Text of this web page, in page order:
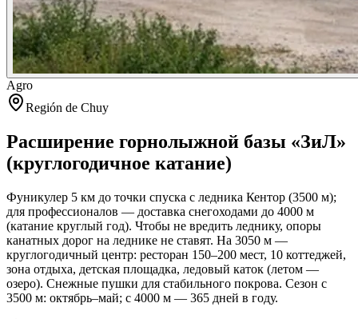
Agro
Región de Chuy
Расширение горнолыжной базы «ЗиЛ»
(круглогодичное катание)
Фуникулер 5 км до точки спуска с ледника Кентор (3500 м);
для профессионалов — доставка снегоходами до 4000 м
(катание круглый год). Чтобы не вредить леднику, опоры
канатных дорог на леднике не ставят. На 3050 м —
круглогодичный центр: ресторан 150–200 мест, 10 коттеджей,
зона отдыха, детская площадка, ледовый каток (летом —
озеро). Снежные пушки для стабильного покрова. Сезон с
3500 м: октябрь–май; с 4000 м — 365 дней в году.